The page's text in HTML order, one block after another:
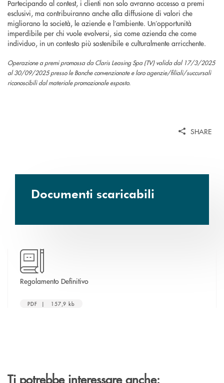
Partecipando al contest, i clienti non solo avranno accesso a premi
esclusivi, ma contribuiranno anche alla diffusione di valori che
migliorano la società, le aziende e l’ambiente. Un’opportunità
imperdibile per chi vuole evolversi, sia come azienda che come
individuo, in un contesto più sostenibile e culturalmente arricchente.
Operazione a premi promossa da Claris Leasing Spa (TV) valida dal 17/3/2025
al 30/09/2025 presso le Banche convenzionate e loro agenzie/ﬁliali/succursali
riconoscibili dal materiale promozionale esposto.
SHARE
Documenti scaricabili
Regolamento Definitivoapre una nuova finestra
PDF | 157,9 kb
Ti potrebbe interessare anche: